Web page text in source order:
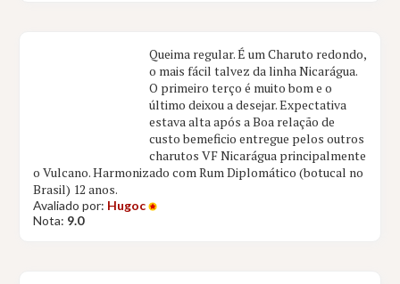
Queima regular. É um Charuto redondo,
o mais fácil talvez da linha Nicarágua.
O primeiro terço é muito bom e o
último deixou a desejar. Expectativa
estava alta após a Boa relação de
custo bemeficio entregue pelos outros
charutos VF Nicarágua principalmente
o Vulcano. Harmonizado com Rum Diplomático (botucal no
Brasil) 12 anos.
Avaliado por: Hugoc
Nota: 9.0